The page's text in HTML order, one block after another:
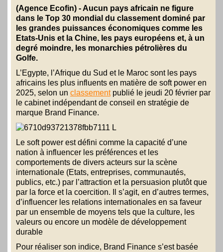
(Agence Ecofin) - Aucun pays africain ne figure
dans le Top 30 mondial du classement dominé par
les grandes puissances économiques comme les
Etats-Unis et la Chine, les pays européens et, à un
degré moindre, les monarchies pétrolières du
Golfe.
L’Egypte, l’Afrique du Sud et le Maroc sont les pays
africains les plus influents en matière de soft power en
2025, selon un classementpublié le jeudi 20 février par
le cabinet indépendant de conseil en stratégie de
marque Brand Finance.
Le soft power est défini comme la capacité d’une
nation à influencer les préférences et les
comportements de divers acteurs sur la scène
internationale (Etats, entreprises, communautés,
publics, etc.) par l’attraction et la persuasion plutôt que
par la force et la coercition. Il s’agit, en d’autres termes,
d’influencer les relations internationales en sa faveur
par un ensemble de moyens tels que la culture, les
valeurs ou encore un modèle de développement
durable
Pour réaliser son indice, Brand Finance s’est basée